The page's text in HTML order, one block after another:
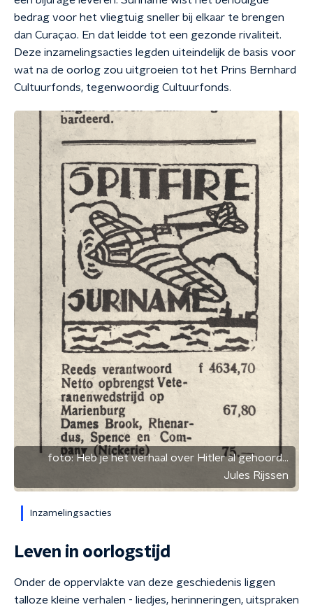
bedrag voor het vliegtuig sneller bij elkaar te brengen
dan Curaçao. En dat leidde tot een gezonde rivaliteit.
Deze inzamelingsacties legden uiteindelijk de basis voor
wat na de oorlog zou uitgroeien tot het Prins Bernhard
Cultuurfonds, tegenwoordig Cultuurfonds.
foto:Heb je het verhaal over Hitler al gehoord...
Jules Rijssen
Inzamelingsacties
Leven in oorlogstijd
Onder de oppervlakte van deze geschiedenis liggen
talloze kleine verhalen - liedjes, herinneringen, uitspraken